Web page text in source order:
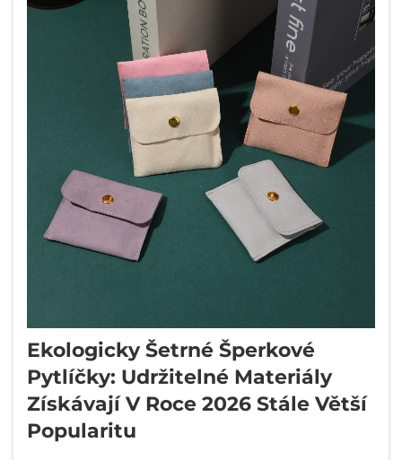
Ekologicky Šetrné Šperkové
Pytlíčky: Udržitelné Materiály
Získávají V Roce 2026 Stále Větší
Popularitu